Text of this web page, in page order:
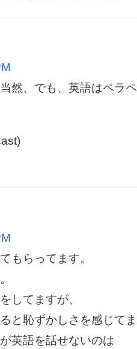
然、でも、英語はペラ
もらってます。
してますが、
と恥ずかしさを感じて
英語を話せないのは